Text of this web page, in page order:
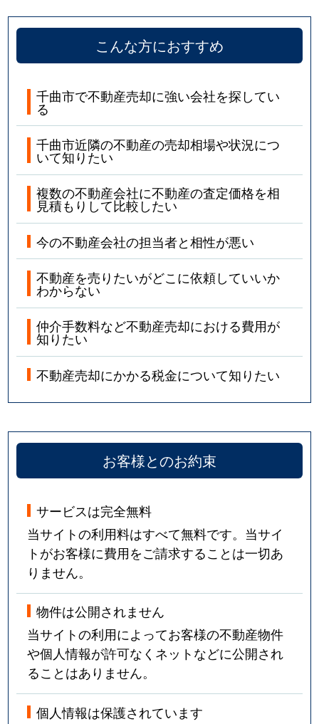
こんな方におすすめ
千曲市で不動産売却に強い会社を探してい
る
千曲市近隣の不動産の売却相場や状況につ
いて知りたい
複数の不動産会社に不動産の査定価格を相
見積もりして比較したい
今の不動産会社の担当者と相性が悪い
不動産を売りたいがどこに依頼していいか
わからない
仲介手数料など不動産売却における費用が
知りたい
不動産売却にかかる税金について知りたい
お客様とのお約束
サービスは完全無料
当サイトの利用料はすべて無料です。当サイ
トがお客様に費用をご請求することは一切あ
りません。
物件は公開されません
当サイトの利用によってお客様の不動産物件
や個人情報が許可なくネットなどに公開され
ることはありません。
個人情報は保護されています